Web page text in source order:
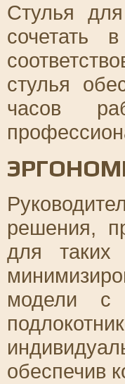
Стулья
сочетать
стулья
часов
решения,
для таких
модели с
обеспечив